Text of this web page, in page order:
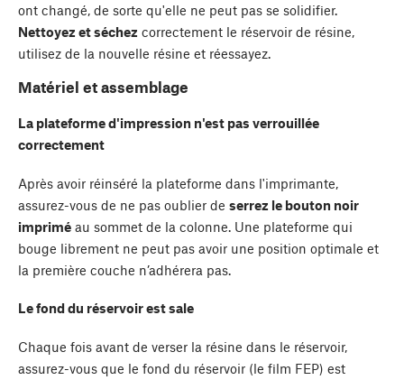
ont changé, de sorte qu'elle ne peut pas se solidifier.
Nettoyez et séchez correctement le réservoir de résine,
utilisez de la nouvelle résine et réessayez.
Matériel et assemblage
La plateforme d'impression n'est pas verrouillée
correctement
Après avoir réinséré la plateforme dans l'imprimante,
assurez-vous de ne pas oublier de serrez le bouton noir
imprimé au sommet de la colonne. Une plateforme qui
bouge librement ne peut pas avoir une position optimale et
la première couche n’adhérera pas.
Le fond du réservoir est sale
Chaque fois avant de verser la résine dans le réservoir,
assurez-vous que le fond du réservoir (le film FEP) est